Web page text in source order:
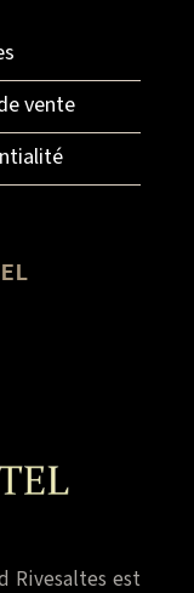
vente
Rivesaltes est